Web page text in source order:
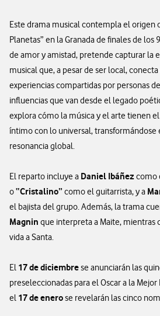
Este drama musical contempla el origen
Planetas” en la Granada de finales de los
de amor y amistad, pretende capturar la
musical que, a pesar de ser local,
experiencias compartidas por personas
influencias que van desde el legado
explora cómo la música y el arte tienen
íntimo con lo universal, transformándose
resonancia global.
El reparto incluye a Daniel Ibáñezcomo
o“Cristalino”como el guitarrista, y a
el bajista del grupo. Además, la trama
Magnin que interpreta a Maite, mientras
vida a Santa.
El 17 de diciembrese anunciarán las
preseleccionadas para el Oscar a la
el 17 de enerose revelarán las cinco